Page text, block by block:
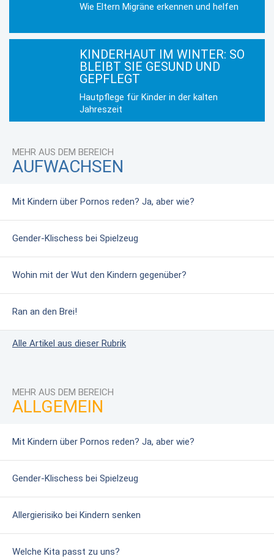
Wie Eltern Migräne erkennen und helfen
KINDERHAUT IM WINTER: SO
BLEIBT SIE GESUND UND
GEPFLEGT
Hautpflege für Kinder in der kalten
Jahreszeit
MEHR AUS DEM BEREICH
AUFWACHSEN
Mit Kindern über Pornos reden? Ja, aber wie?
Gender-Klischess bei Spielzeug
Wohin mit der Wut den Kindern gegenüber?
Ran an den Brei!
Alle Artikel aus dieser Rubrik
MEHR AUS DEM BEREICH
ALLGEMEIN
Mit Kindern über Pornos reden? Ja, aber wie?
Gender-Klischess bei Spielzeug
Allergierisiko bei Kindern senken
Welche Kita passt zu uns?